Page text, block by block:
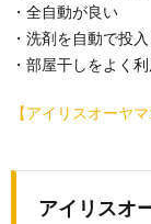
・全自動が良い
・洗剤を自動で投
・部屋干しをよく
【アイリスオーヤ
アイリスオ